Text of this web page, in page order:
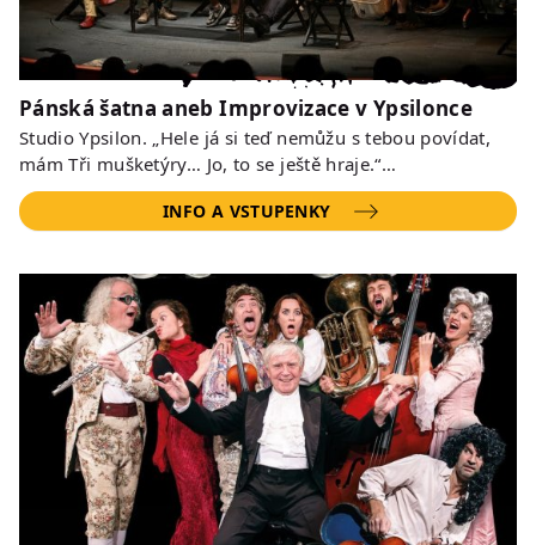
Pánská šatna aneb Improvizace v Ypsilonce
Studio Ypsilon. „Hele já si teď nemůžu s tebou povídat,
mám Tři mušketýry… Jo, to se ještě hraje.“…
INFO A VSTUPENKY